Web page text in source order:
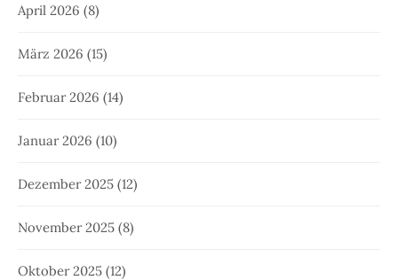
April 2026 (8)
März 2026 (15)
Februar 2026 (14)
Januar 2026 (10)
Dezember 2025 (12)
November 2025 (8)
Oktober 2025 (12)